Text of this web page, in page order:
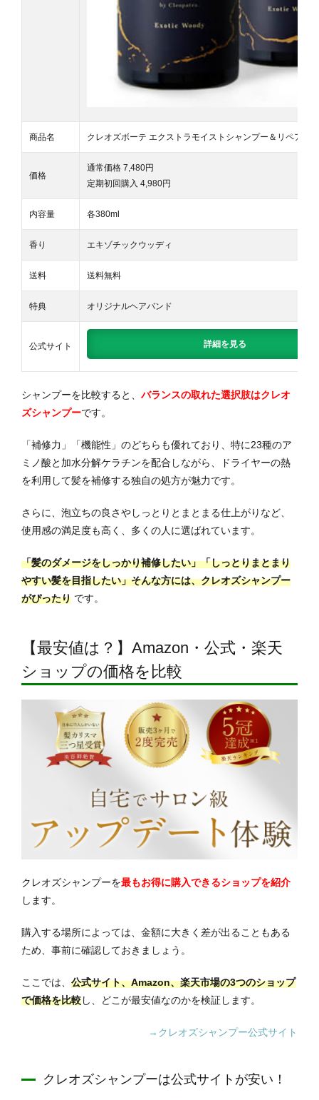
商品名 クレオズボーテ エクストラモイストシャンプー＆リペアト
価格
通常価格 7,480円
定期初回購入 4,980円
内容量 各380ml
香り エキゾチックウッディ
送料 送料無料
特典 オリジナルヘアバンド
公式サイト 詳細を見る
シャンプーを比較すると、 バランスの取れた選択肢はクレオ
ズシャンプーです。
「補修力」「機能性」のどちらも優れており、特に23種のア
ミノ酸と加水分解ケラチンを配合しながら、ドライヤーの熱
を利用して髪を補修する独自の処方が魅力です。
さらに、泡立ちの良さやしっとりとまとまる仕上がりなど、
使用感の満足度も高く、多くの人に選ばれています。
「髪のダメージをしっかり補修したい」「しっとりまとまり
やすい髪を目指したい」そんな方には、クレオズシャンプー
がぴったり です。
【最安値は？】Amazon・公式・楽天
ショップの価格を比較
クレオズシャンプーを最もお得に購入できるショップを紹介
します。
購入する場所によっては、金額に大きく差が出ることもある
ため、事前に確認しておきましょう。
ここでは、 公式サイト、Amazon、楽天市場の3つのショップ
で価格を比較し、どこが最安値なのかを検証します。
→クレオズシャンプー公式サイト
クレオズシャンプーは公式サイトが安い！